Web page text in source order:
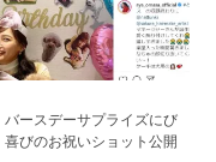
バースデーサプライズにび
喜びのお祝いショット公開